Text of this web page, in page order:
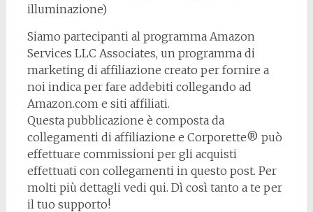
illuminazione)
Siamo partecipanti al programma Amazon
Services LLC Associates, un programma di
marketing di affiliazione creato per fornire a
noi indica per fare addebiti collegando ad
Amazon.com e siti affiliati.
Questa pubblicazione è composta da
collegamenti di affiliazione e Corporette® può
effettuare commissioni per gli acquisti
effettuati con collegamenti in questo post. Per
molti più dettagli vedi qui. Dì così tanto a te per
il tuo supporto!